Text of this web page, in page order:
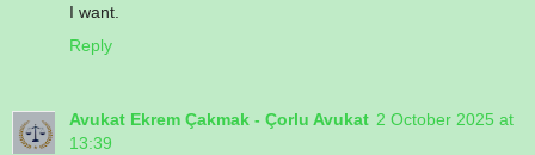
I want.
Reply
Avukat Ekrem Çakmak - Çorlu Avukat 2 October 2025 at
13:39